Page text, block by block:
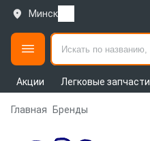
Минск
Акции Легковые запчасти
Главная Бренды